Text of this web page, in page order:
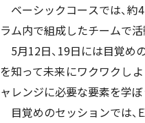
ベーシックコースでは、約
ラム内で組成したチームで
5月12日、19日には目覚め
を知って未来にワクワクし
ャレンジに必要な要素を学ぼ
目覚めのセッションでは、